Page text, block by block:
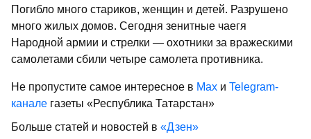
Погибло много стариков, женщин и детей. Разрушено
много жилых домов. Сегодня зенитные чаегя
Народной армии и стрелки — охотники за вражескими
самолетами сбили четыре самолета противника.
Не пропустите самое интересное в Max и Telegram-
канале газеты «Республика Татарстан»
Больше статей и новостей в «Дзен»